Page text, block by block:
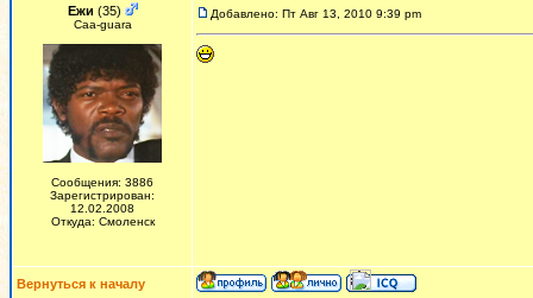
Ежи (35)
Сaa-guara
Сообщения: 3886
Зарегистрирован:
12.02.2008
Откуда: Смоленск
Добавлено: Пт Авг 13, 2010 9:39 pm
Вернуться к началу